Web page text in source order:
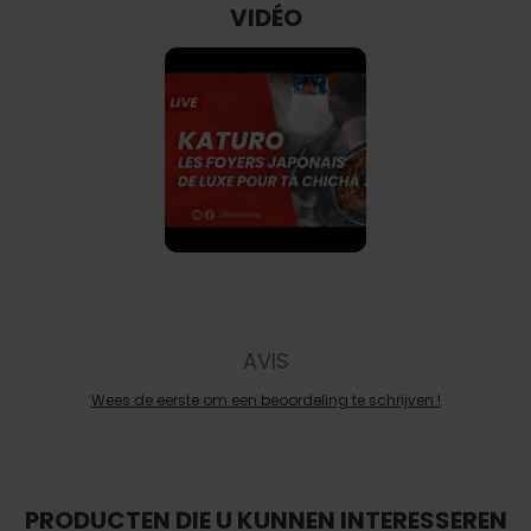
VIDÉO
AVIS
Wees de eerste om een beoordeling te schrijven !
PRODUCTEN DIE U KUNNEN INTERESSEREN